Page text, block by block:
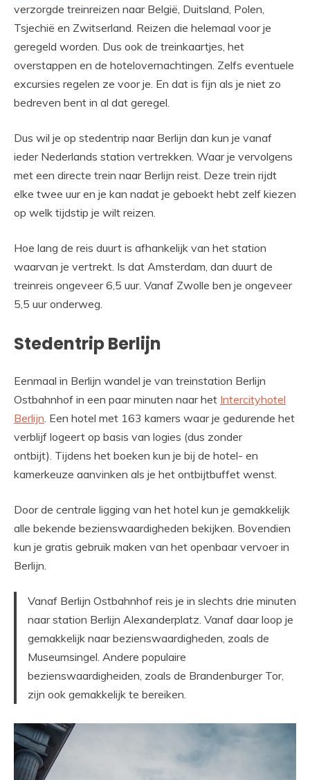
verzorgde treinreizen naar België, Duitsland, Polen,
Tsjechië en Zwitserland. Reizen die helemaal voor je
geregeld worden. Dus ook de treinkaartjes, het
overstappen en de hotelovernachtingen. Zelfs eventuele
excursies regelen ze voor je. En dat is fijn als je niet zo
bedreven bent in al dat geregel.
Dus wil je op stedentrip naar Berlijn dan kun je vanaf
ieder Nederlands station vertrekken. Waar je vervolgens
met een directe trein naar Berlijn reist. Deze trein rijdt
elke twee uur en je kan nadat je geboekt hebt zelf kiezen
op welk tijdstip je wilt reizen.
Hoe lang de reis duurt is afhankelijk van het station
waarvan je vertrekt. Is dat Amsterdam, dan duurt de
treinreis ongeveer 6,5 uur. Vanaf Zwolle ben je ongeveer
5,5 uur onderweg.
Stedentrip Berlijn
Eenmaal in Berlijn wandel je van treinstation Berlijn
Ostbahnhof in een paar minuten naar het Intercityhotel
Berlijn. Een hotel met 163 kamers waar je gedurende het
verblijf logeert op basis van logies (dus zonder
ontbijt). Tijdens het boeken kun je bij de hotel- en
kamerkeuze aanvinken als je het ontbijtbuffet wenst.
Door de centrale ligging van het hotel kun je gemakkelijk
alle bekende bezienswaardigheden bekijken. Bovendien
kun je gratis gebruik maken van het openbaar vervoer in
Berlijn.
Vanaf Berlijn Ostbahnhof reis je in slechts drie minuten
naar station Berlijn Alexanderplatz. Vanaf daar loop je
gemakkelijk naar bezienswaardigheden, zoals de
Museumsingel. Andere populaire
bezienswaardigheiden, zoals de Brandenburger Tor,
zijn ook gemakkelijk te bereiken.